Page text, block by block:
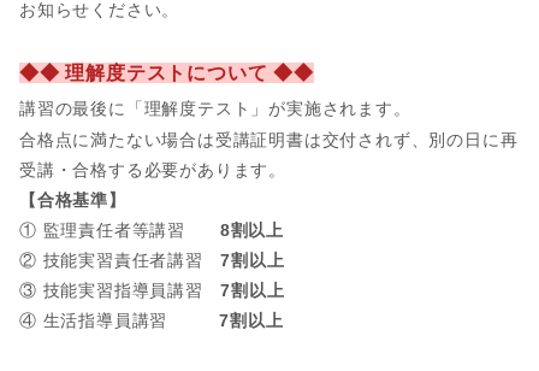
お知らせください。
◆◆ 理解度テストについて ◆◆
講習の最後に「理解度テスト」が実施されます。
合格点に満たない場合は受講証明書は交付されず、別の日に再
受講・合格する必要があります。
【合格基準】
① 監理責任者等講習 8割以上
② 技能実習責任者講習7割以上
③ 技能実習指導員講習7割以上
④ 生活指導員講習
7割以上